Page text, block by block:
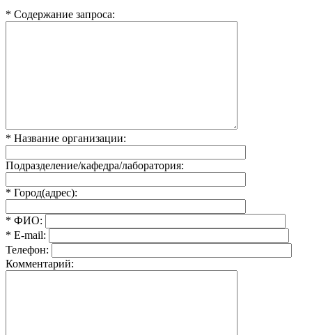
* Содержание запроса:
* Название организации:
Подразделение/кафедра/лаборатория:
* Город(адрес):
* ФИО:
* E-mail:
Телефон:
Комментарий: